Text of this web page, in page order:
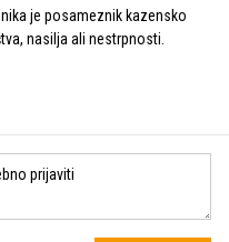
je posameznik kazensko
nasilja ali nestrpnosti.